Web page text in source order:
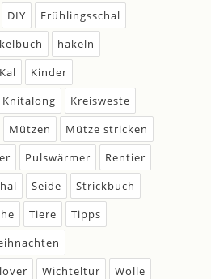
DIY
Frühlingsschal
häkeln
Kal
Kinder
Knitalong
Kreisweste
Mützen
Mütze stricken
Pulswärmer
Rentier
Seide
Strickbuch
Tiere
Tipps
Wichteltür
Wolle